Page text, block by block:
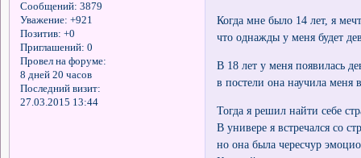
Сообщений: 3879
Уважение: +921
Позитив: +0
Приглашений: 0
Провел на форуме:
8 дней 20 часов
Последний визит:
27.03.2015 13:44
Когда мне было 14 лет, я
что однажды у меня будет
В 18 лет у меня появилась
в постели она научила
Тогда я решил найти себе
В универе я встречался со
но она была чересчур